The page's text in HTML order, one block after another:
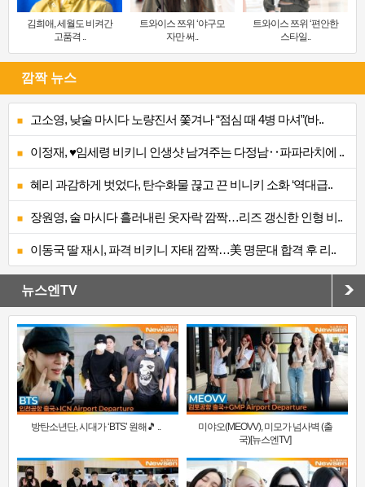
김희애, 세월도 비켜간
고품격 ..
트와이스 쯔위 ‘야구모
자만 써..
트와이스 쯔위 ‘편안한
스타일..
깜짝 뉴스
고소영, 낮술 마시다 노량진서 쫓겨나 “점심 때 4병 마셔”(바..
이정재, ♥임세령 비키니 인생샷 남겨주는 다정남‥파파라치에 ..
혜리 과감하게 벗었다, 탄수화물 끊고 끈 비니키 소화 ‘역대급..
장원영, 술 마시다 흘러내린 옷자락 깜짝…리즈 갱신한 인형 비..
이동국 딸 재시, 파격 비키니 자태 깜짝…美 명문대 합격 후 리..
뉴스엔TV
방탄소년단, 시대가 ‘BTS’ 원해🎵 ..
미야오(MEOVV), 미모가 넘사벽 (출
국)[뉴스엔TV]